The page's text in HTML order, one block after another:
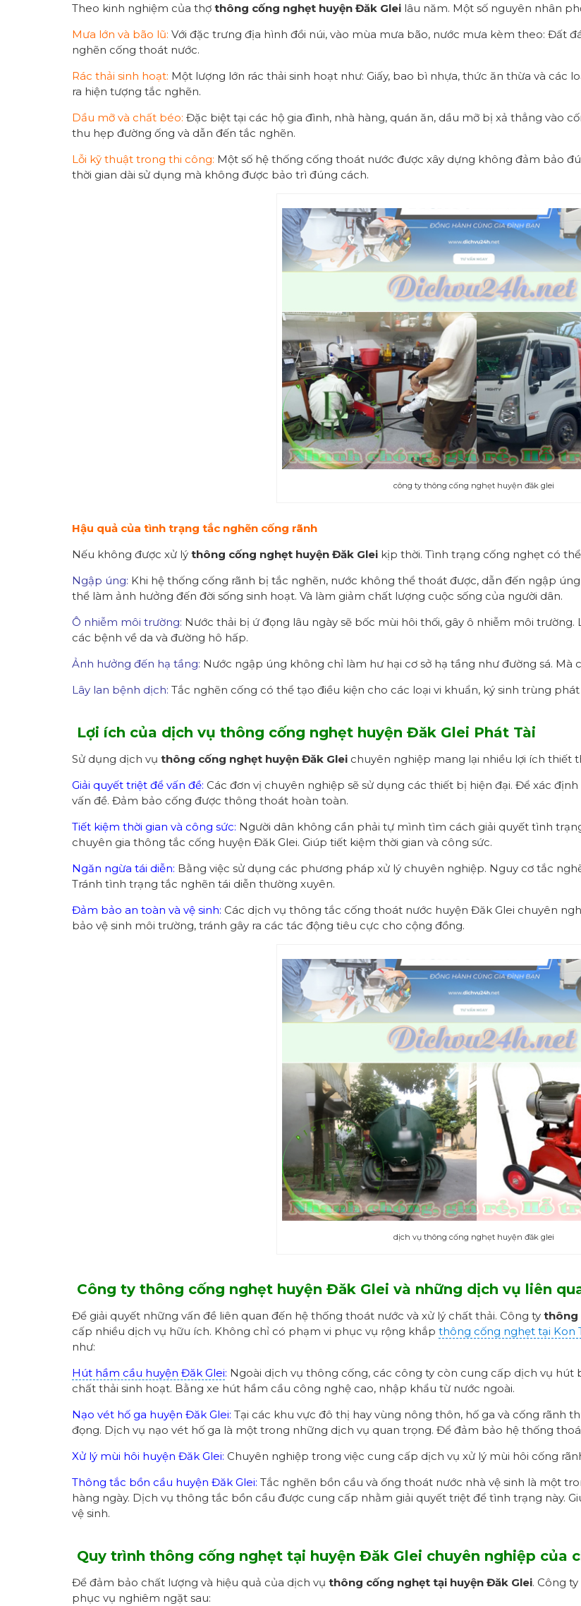
Theo kinh nghiệm của thợ thông cống nghẹt huyện Đăk Glei lâu năm. Một số nguyên nhân
Mưa lớn và bão lũ: Với đặc trưng địa hình đồi núi, vào mùa mưa bão, nước mưa kèm theo: Đất
nghẽn cống thoát nước.
Rác thải sinh hoạt: Một lượng lớn rác thải sinh hoạt như: Giấy, bao bì nhựa, thức ăn thừa và các
ra hiện tượng tắc nghẽn.
Dầu mỡ và chất béo: Đặc biệt tại các hộ gia đình, nhà hàng, quán ăn, dầu mỡ bị xả thẳng vào
thu hẹp đường ống và dẫn đến tắc nghẽn.
Lỗi kỹ thuật trong thi công: Một số hệ thống cống thoát nước được xây dựng không đảm bảo
thời gian dài sử dụng mà không được bảo trì đúng cách.
công ty thông cống nghẹt huyện đăk glei
Hậu quả của tình trạng tắc nghẽn cống rãnh
Nếu không được xử lý thông cống nghẹt huyện Đăk Glei kịp thời. Tình trạng cống nghẹt có
Ngập úng: Khi hệ thống cống rãnh bị tắc nghẽn, nước không thể thoát được, dẫn đến ngập
thể làm ảnh hưởng đến đời sống sinh hoạt. Và làm giảm chất lượng cuộc sống của người dân.
Ô nhiễm môi trường: Nước thải bị ứ đọng lâu ngày sẽ bốc mùi hôi thối, gây ô nhiễm môi
các bệnh về da và đường hô hấp.
Ảnh hưởng đến hạ tầng: Nước ngập úng không chỉ làm hư hại cơ sở hạ tầng như đường sá.
Lây lan bệnh dịch: Tắc nghẽn cống có thể tạo điều kiện cho các loại vi khuẩn, ký sinh trùng
Lợi ích của dịch vụ thông cống nghẹt huyện Đăk Glei Phát Tài
Sử dụng dịch vụ thông cống nghẹt huyện Đăk Glei chuyên nghiệp mang lại nhiều lợi ích thiết
Giải quyết triệt để vấn đề: Các đơn vị chuyên nghiệp sẽ sử dụng các thiết bị hiện đại. Để xác
vấn đề. Đảm bảo cống được thông thoát hoàn toàn.
Tiết kiệm thời gian và công sức: Người dân không cần phải tự mình tìm cách giải quyết tình
chuyên gia thông tắc cống huyện Đăk Glei. Giúp tiết kiệm thời gian và công sức.
Ngăn ngừa tái diễn: Bằng việc sử dụng các phương pháp xử lý chuyên nghiệp. Nguy cơ tắc
Tránh tình trạng tắc nghẽn tái diễn thường xuyên.
Đảm bảo an toàn và vệ sinh: Các dịch vụ thông tắc cống thoát nước huyện Đăk Glei chuyên
bảo vệ sinh môi trường, tránh gây ra các tác động tiêu cực cho cộng đồng.
dịch vụ thông cống nghẹt huyện đăk glei
Công ty thông cống nghẹt huyện Đăk Glei và những dịch vụ liên
Để giải quyết những vấn đề liên quan đến hệ thống thoát nước và xử lý chất thải. Công ty thông
cấp nhiều dịch vụ hữu ích. Không chỉ có phạm vi phục vụ rộng khắp thông cống nghẹt tại Kon
như:
Hút hầm cầu huyện Đăk Glei: Ngoài dịch vụ thông cống, các công ty còn cung cấp dịch vụ hút
chất thải sinh hoạt. Bằng xe hút hầm cầu công nghệ cao, nhập khẩu từ nước ngoài.
Nạo vét hố ga huyện Đăk Glei: Tại các khu vực đô thị hay vùng nông thôn, hố ga và cống rãnh
đọng. Dịch vụ nạo vét hố ga là một trong những dịch vụ quan trọng. Để đảm bảo hệ thống
Xử lý mùi hôi huyện Đăk Glei: Chuyên nghiệp trong việc cung cấp dịch vụ xử lý mùi hôi cống
Thông tắc bồn cầu huyện Đăk Glei: Tắc nghẽn bồn cầu và ống thoát nước nhà vệ sinh là một
hàng ngày. Dịch vụ thông tắc bồn cầu được cung cấp nhằm giải quyết triệt để tình trạng này.
vệ sinh.
Quy trình thông cống nghẹt tại huyện Đăk Glei chuyên nghiệp của
Để đảm bảo chất lượng và hiệu quả của dịch vụ thông cống nghẹt tại huyện Đăk Glei. Công
phục vụ nghiêm ngặt sau: